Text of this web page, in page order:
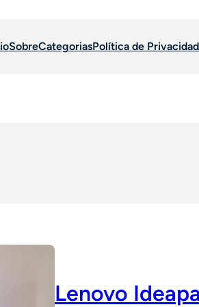
SobreCategoriasPolítica de
Lenovo